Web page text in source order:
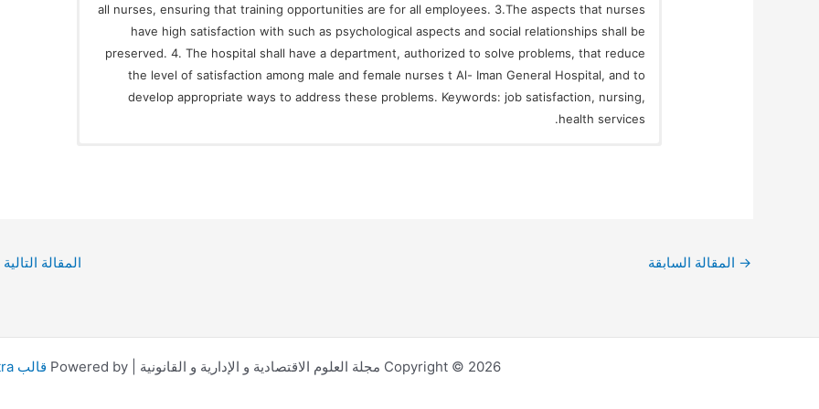
all nurses, ensuring that training opportunities are for all employees. 3.The aspects that nurses
have high satisfaction with such as psychological aspects and social relationships shall be
preserved. 4. The hospital shall have a department, authorized to solve problems, that reduce
the level of satisfaction among male and female nurses t Al- Iman General Hospital, and to
develop appropriate ways to address these problems. Keywords: job satisfaction, nursing,
health services.
→ المقالة السابقة المقالة التالية
Copyright © 2026 مجلة العلوم الاقتصادية و الإدارية و القانونية | Powered by قالب Astra للووردبريس